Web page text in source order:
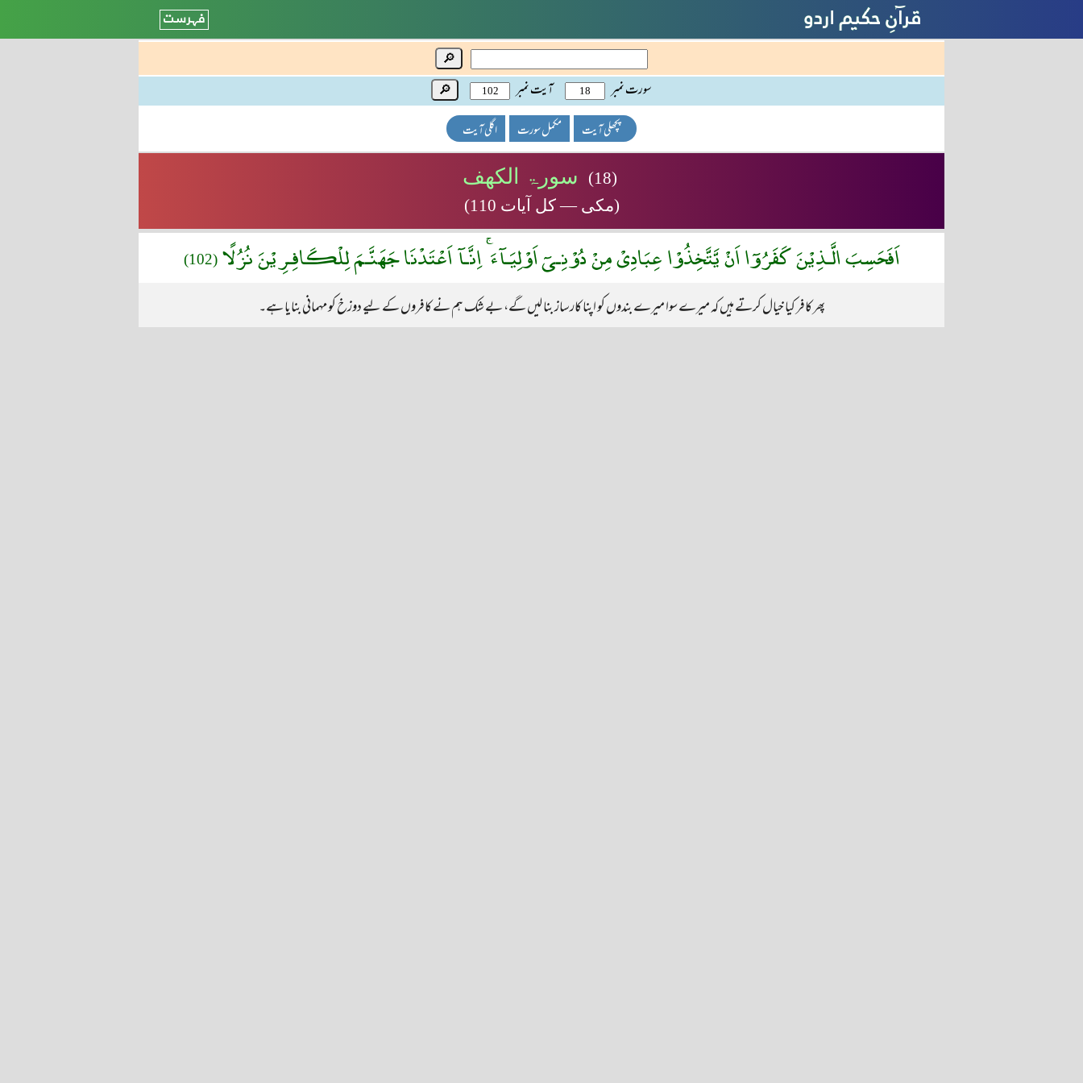
🔎
سورت نمبر آیت نمبر 🔎
پچھلی آیت مکمل سورت اگلی آیت
(18) سورۃ الکھف
(مکی — کل آیات 110)
اَفَحَسِبَ الَّـذِيْنَ كَفَرُوٓا اَنْ يَّتَّخِذُوْا عِبَادِىْ مِنْ دُوْنِـىٓ اَوْلِيَـآءَ ۚ اِنَّـآ اَعْتَدْنَا جَهَنَّـمَ لِلْكَافِـرِيْنَ نُزُلًا (102)
پھر کافر کیا خیال کرتے ہیں کہ میرے سوا میرے بندوں کو اپنا کارساز بنا لیں گے، بے شک ہم نے کافروں کے لیے دوزخ کو مہمانی بنایا ہے۔